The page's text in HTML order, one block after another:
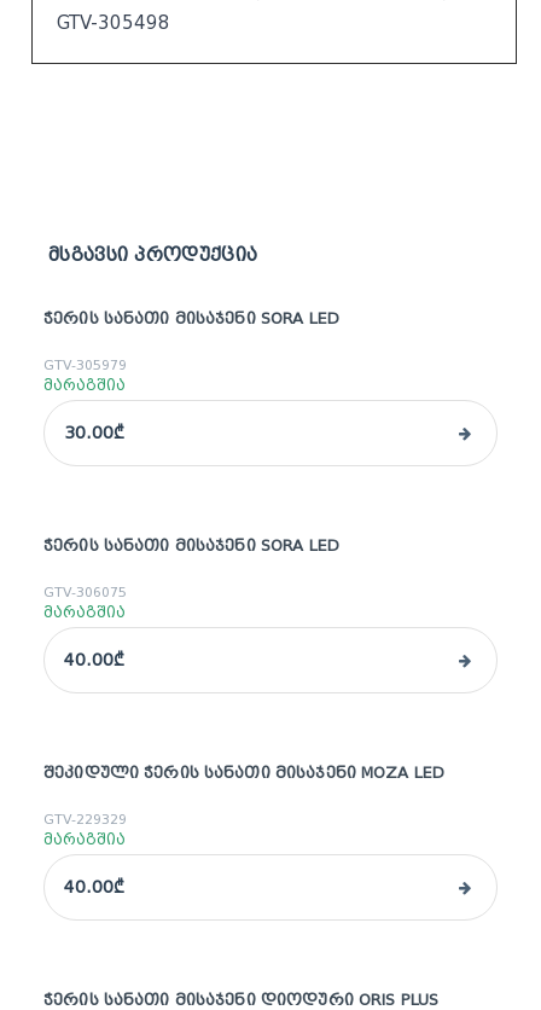
GTV-305498
მსგავსი პროდუქცია
ᲭᲔᲠᲘᲡ ᲡᲐᲜᲐᲗᲘ ᲛᲘᲡᲐᲯᲔᲜᲘ SORA LED
GTV-305979
მარაგშია
30.00₾
ᲭᲔᲠᲘᲡ ᲡᲐᲜᲐᲗᲘ ᲛᲘᲡᲐᲯᲔᲜᲘ SORA LED
GTV-306075
მარაგშია
40.00₾
ᲨᲔᲙᲘᲓᲣᲚᲘ ᲭᲔᲠᲘᲡ ᲡᲐᲜᲐᲗᲘ ᲛᲘᲡᲐᲯᲔᲜᲘ MOZA LED
GTV-229329
მარაგშია
40.00₾
ᲭᲔᲠᲘᲡ ᲡᲐᲜᲐᲗᲘ ᲛᲘᲡᲐᲯᲔᲜᲘ ᲓᲘᲝᲓᲣᲠᲘ ORIS PLUS